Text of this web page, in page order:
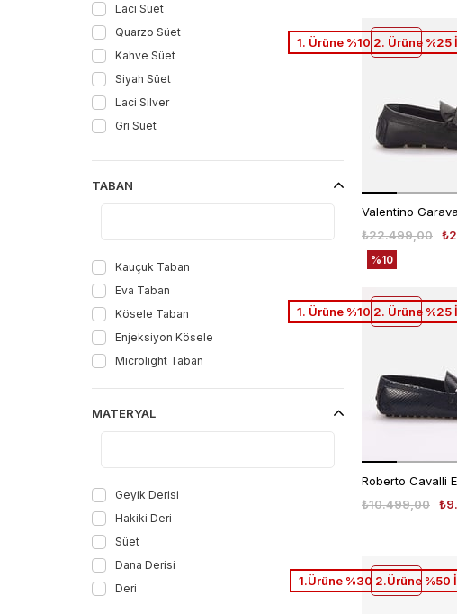
8
8,5
8.5
9
9,5
Laci Süet
Quarzo Süet
Kahve Süet
Siyah Süet
Laci Silver
Gri Süet
Bej
Kum Beji Süet
Kot Mavi Süet
Roccia Python
Brown
Off Black
Siyah Antik
Taş Nubuk
Kahve Piton
Hazelnut
Blue
TABAN
Kauçuk Taban
Eva Taban
Kösele Taban
Enjeksiyon Kösele
Microlight Taban
MATERYAL
Geyik Derisi
Hakiki Deri
Süet
Dana Derisi
Deri
₺22.499,00
%10
1. Ürüne %10 2. Ürüne %25
₺10.499,00
1. Ürüne %10 2. Ürüne %25
1.Ürüne %30 2.Ürüne %50